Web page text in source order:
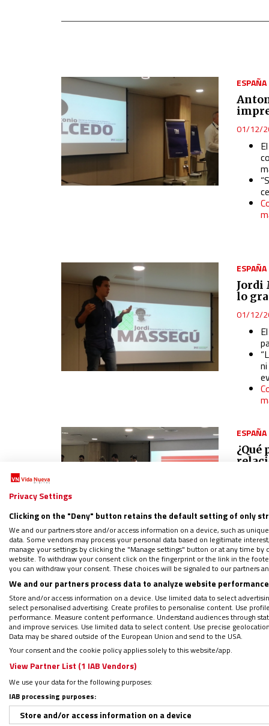
ESPAÑA
01/12/
ESPAÑA
Jordi
lo
01/12/
ESPAÑA
ESPAÑA
sino
01/12/
Privacy Settings
Clicking on the "Deny" button retains the default setting of only
We and our partners store and/or access information on a device, such as
data. Some vendors may process your personal data based on legitimate
manage your settings by clicking the "Manage settings" button or at any time
website. To withdraw your consent click on the fingerprint or the link in the
you can withdraw your consent. These choices will be signaled to our partners
We and our partners process data to analyze website
Store and/or access information on a device. Use limited data to select
select personalised advertising. Create profiles to personalise content. Use
performance. Measure content performance. Understand audiences through
and improve services. Use limited data to select content. Use precise
Data may be shared outside of the European Union and send to the USA.
Your consent and the cookie policy applies solely to this website/app.
View Partner List (1 IAB Vendors)
We use your data for the following purposes:
IAB processing purposes:
Store and/or access information on a device